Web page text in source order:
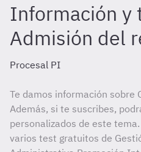
Información y
Admisión del
Procesal PI
Te damos información sobre
Además, si te suscribes,
personalizados de este
varios test gratuitos de